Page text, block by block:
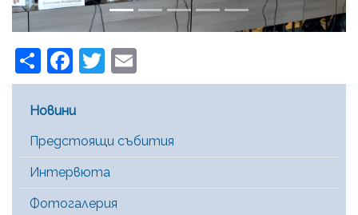
ShareFacebook
Twitter
Main Menu [BG]
Новини
Предстоящи събития
Интервюта
Фотогалерия